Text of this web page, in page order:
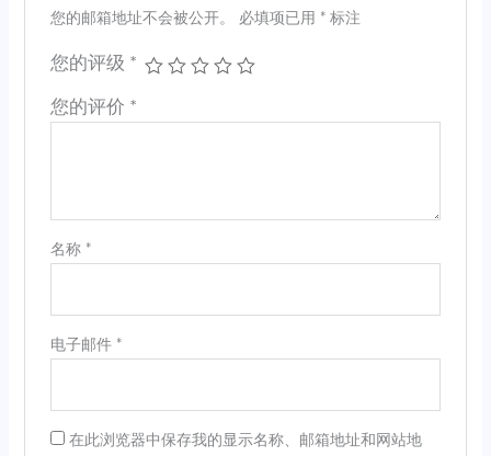
您的邮箱地址不会被公开。 必填项已用 *标注
您的评级 *
您的评价 *
名称 *
电子邮件 *
在此浏览器中保存我的显示名称、邮箱地址和网站地